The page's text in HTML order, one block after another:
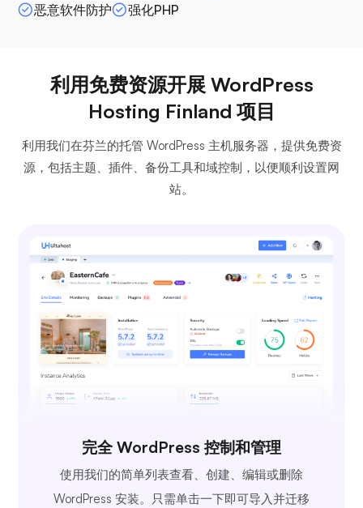
恶意软件防护
强化PHP
利用免费资源开展 WordPress
Hosting Finland 项目
利用我们在芬兰的托管 WordPress 主机服务器，提供免费资
源，包括主题、插件、备份工具和域控制，以便顺利设置网
站。
完全 WordPress 控制和管理
使用我们的简单列表查看、创建、编辑或删除
WordPress 安装。只需单击一下即可导入并迁移